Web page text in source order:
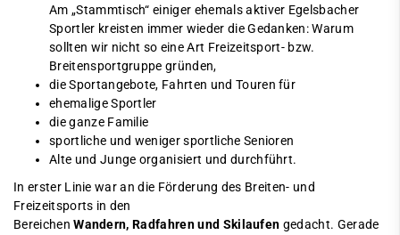
Am „Stammtisch“ einiger ehemals aktiver Egelsbacher
Sportler kreisten immer wieder die Gedanken: Warum
sollten wir nicht so eine Art Freizeitsport- bzw.
Breitensportgruppe gründen,
die Sportangebote, Fahrten und Touren für
ehemalige Sportler
die ganze Familie
sportliche und weniger sportliche Senioren
Alte und Junge organisiert und durchführt.
In erster Linie war an die Förderung des Breiten- und
Freizeitsports in den
BereichenWandern, Radfahren und Skilaufen gedacht. Gerade